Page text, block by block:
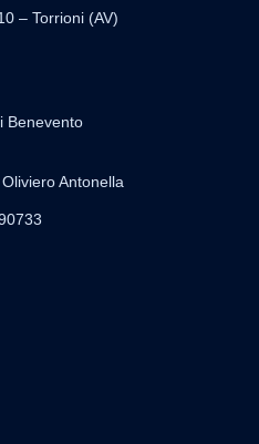
– Torrioni (AV)
Benevento
Antonella